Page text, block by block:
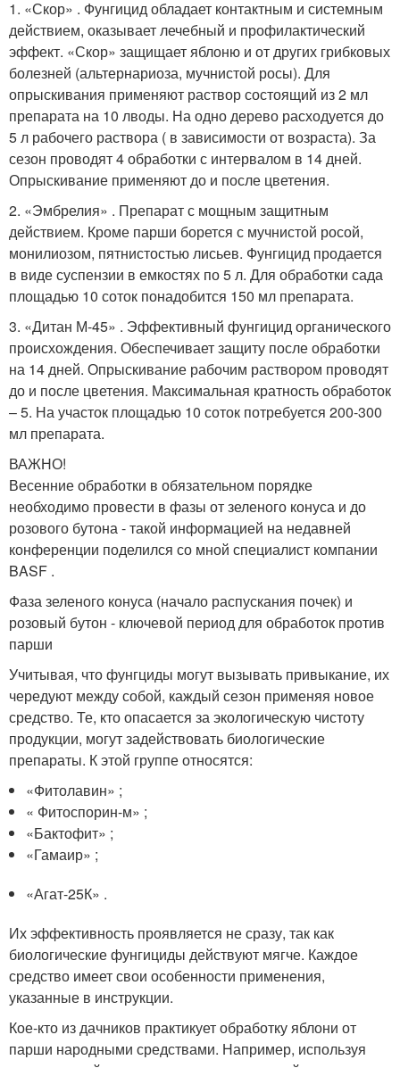
1. «Скор» . Фунгицид обладает контактным и системным
действием, оказывает лечебный и профилактический
эффект. «Скор» защищает яблоню и от других грибковых
болезней (альтернариоза, мучнистой росы). Для
опрыскивания применяют раствор состоящий из 2 мл
препарата на 10 лводы. На одно дерево расходуется до
5 л рабочего раствора ( в зависимости от возраста). За
сезон проводят 4 обработки с интервалом в 14 дней.
Опрыскивание применяют до и после цветения.
2. «Эмбрелия» . Препарат с мощным защитным
действием. Кроме парши борется с мучнистой росой,
монилиозом, пятнистостью лисьев. Фунгицид продается
в виде суспензии в емкостях по 5 л. Для обработки сада
площадью 10 соток понадобится 150 мл препарата.
3. «Дитан М-45» . Эффективный фунгицид органического
происхождения. Обеспечивает защиту после обработки
на 14 дней. Опрыскивание рабочим раствором проводят
до и после цветения. Максимальная кратность обработок
– 5. На участок площадью 10 соток потребуется 200-300
мл препарата.
ВАЖНО!
Весенние обработки в обязательном порядке
необходимо провести в фазы от зеленого конуса и до
розового бутона - такой информацией на недавней
конференции поделился со мной специалист компании
BASF .
Фаза зеленого конуса (начало распускания почек) и
розовый бутон - ключевой период для обработок против
парши
Учитывая, что фунгциды могут вызывать привыкание, их
чередуют между собой, каждый сезон применяя новое
средство. Те, кто опасается за экологическую чистоту
продукции, могут задействовать биологические
препараты. К этой группе относятся:
«Фитолавин» ;
« Фитоспорин-м» ;
«Бактофит» ;
«Гамаир» ;
«Агат-25К» .
Их эффективность проявляется не сразу, так как
биологические фунгициды действуют мягче. Каждое
средство имеет свои особенности применения,
указанные в инструкции.
Кое-кто из дачников практикует обработку яблони от
парши народными средствами. Например, используя